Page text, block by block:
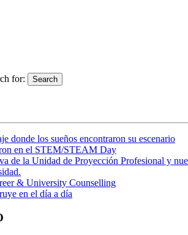
for:
Search
donde los sueños encontraron su escenario
en el STEM/STEAM Day
de la Unidad de Proyección Profesional y
& University Counselling
en el día a día